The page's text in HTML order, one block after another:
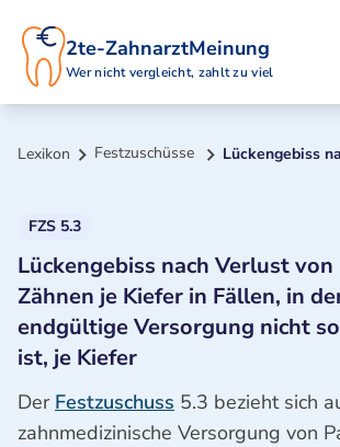
2te-ZahnarztMeinung
Wer nicht vergleicht, zahlt zu viel
Lexikon Festzuschüsse
FZS 5.3
Lückengebiss nach Verlust
Zähnen je Kiefer in Fällen, in
endgültige Versorgung nicht
ist, je Kiefer
Der Festzuschuss 5.3 bezieht sich
zahnmedizinische Versorgung von